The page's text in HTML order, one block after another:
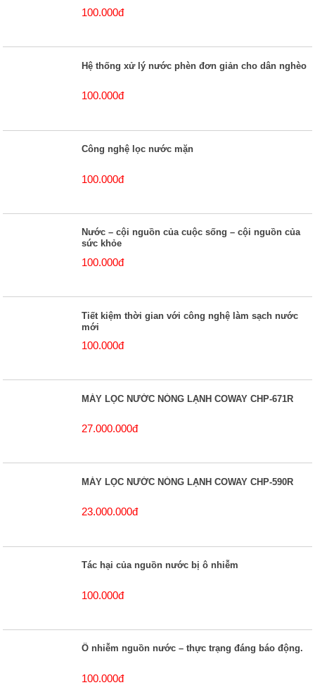
100.000đ
Hệ thống xử lý nước phèn đơn giản cho dân nghèo
100.000đ
Công nghệ lọc nước mặn
100.000đ
Nước – cội nguồn của cuộc sống – cội nguồn của
sức khỏe
100.000đ
Tiết kiệm thời gian với công nghệ làm sạch nước
mới
100.000đ
MÁY LỌC NƯỚC NÓNG LẠNH COWAY CHP-671R
27.000.000đ
MÁY LỌC NƯỚC NÓNG LẠNH COWAY CHP-590R
23.000.000đ
Tác hại của nguồn nước bị ô nhiễm
100.000đ
Ô nhiễm nguồn nước – thực trạng đáng báo động.
100.000đ